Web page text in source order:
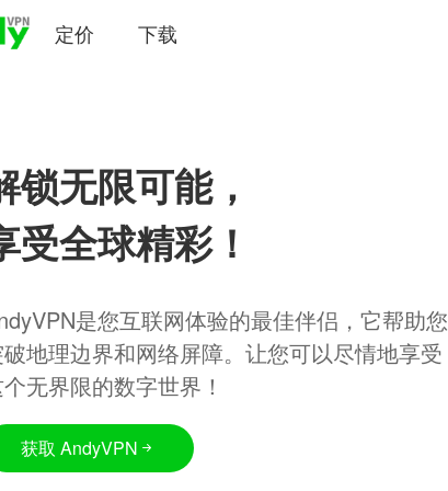
定价 下载
锁无限可能，
受全球精彩！
是您互联网体验的最佳伴侣，它帮助您
地理边界和网络屏障。让您可以尽情地享受
无界限的数字世界！
获取 AndyVPN